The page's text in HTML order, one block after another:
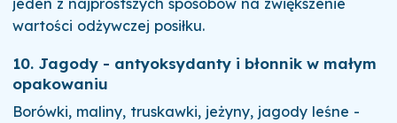
jeden z najprostszych sposobów na zwiększenie
wartości odżywczej posiłku.
10. Jagody - antyoksydanty i błonnik w małym
opakowaniu
Borówki, maliny, truskawki, jeżyny, jagody leśne -